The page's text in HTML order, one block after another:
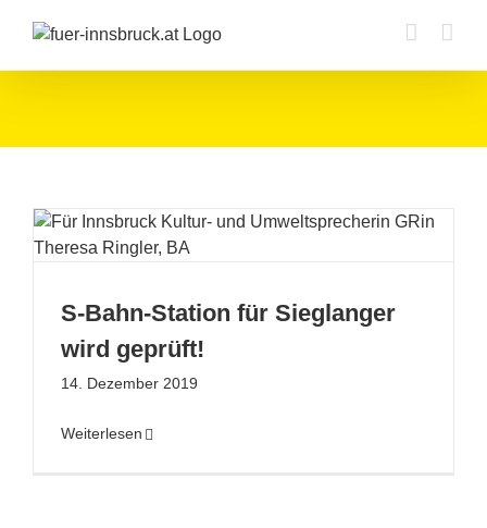
Inhalt
S-Bahn-Station für Sieglanger
wird geprüft!
14. Dezember 2019
Weiterlesen